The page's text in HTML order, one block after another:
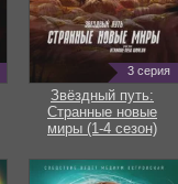
3 серия
Звёздный путь:
Странные новые
миры (1-4 сезон)